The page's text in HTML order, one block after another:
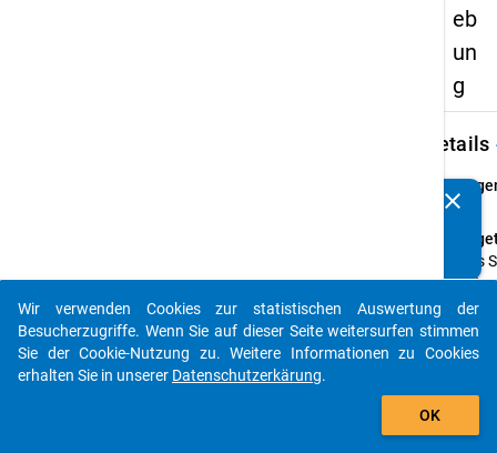
eb
un
g
Details
32
Falls
oder
in die
clear
auto_stories
add_shopping_cart
Wir verwenden Cookies zur statistischen Auswertung der
Besucherzugriffe. Wenn Sie auf dieser Seite weitersurfen stimmen
Sie der Cookie-Nutzung zu. Weitere Informationen zu Cookies
erhalten Sie in unserer Datenschutzerkärung.
OK